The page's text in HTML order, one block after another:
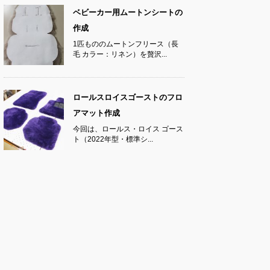
ベビーカー用ムートンシートの
作成
1匹もののムートンフリース（長
毛 カラー：リネン）を贅沢...
ロールスロイスゴーストのフロ
アマット作成
今回は、ロールス・ロイス ゴース
ト（2022年型・標準シ...